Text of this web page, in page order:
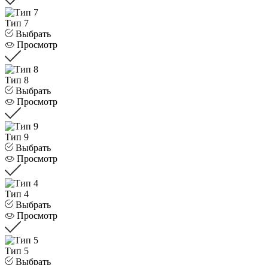
Тип 7
Выбрать
Просмотр
Тип 8
Выбрать
Просмотр
Тип 9
Выбрать
Просмотр
Тип 4
Выбрать
Просмотр
Тип 5
Выбрать